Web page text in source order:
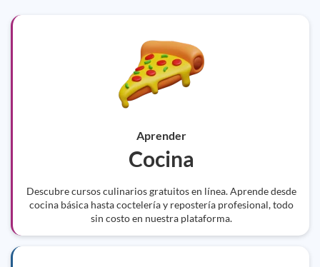
Aprender
Cocina
Descubre cursos culinarios gratuitos en línea. Aprende desde
cocina básica hasta coctelería y repostería profesional, todo
sin costo en nuestra plataforma.